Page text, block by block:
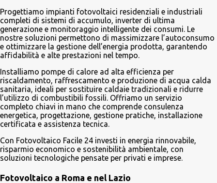
Progettiamo impianti fotovoltaici residenziali e industriali
completi di sistemi di accumulo, inverter di ultima
generazione e monitoraggio intelligente dei consumi. Le
nostre soluzioni permettono di massimizzare l’autoconsumo
e ottimizzare la gestione dell’energia prodotta, garantendo
affidabilità e alte prestazioni nel tempo.
Installiamo pompe di calore ad alta efficienza per
riscaldamento, raffrescamento e produzione di acqua calda
sanitaria, ideali per sostituire caldaie tradizionali e ridurre
l’utilizzo di combustibili fossili. Offriamo un servizio
completo chiavi in mano che comprende consulenza
energetica, progettazione, gestione pratiche, installazione
certificata e assistenza tecnica.
Con Fotovoltaico Facile 24 investi in energia rinnovabile,
risparmio economico e sostenibilità ambientale, con
soluzioni tecnologiche pensate per privati e imprese.
Fotovoltaico a Roma e nel Lazio